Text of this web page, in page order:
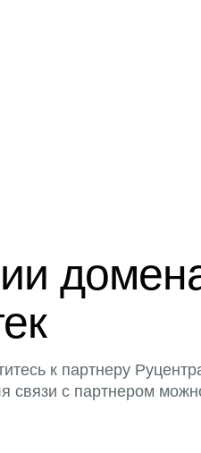
к партнеру
связи с партнером